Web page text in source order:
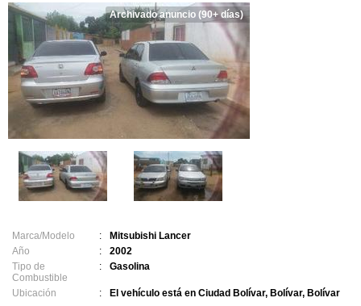
Archivado anuncio (90+ días)
Marca/Modelo :
Mitsubishi Lancer
Año
:
2002
Tipo de
Combustible
: Gasolina
Ubicación : El vehículo está en Ciudad Bolívar, Bolívar, Bolívar